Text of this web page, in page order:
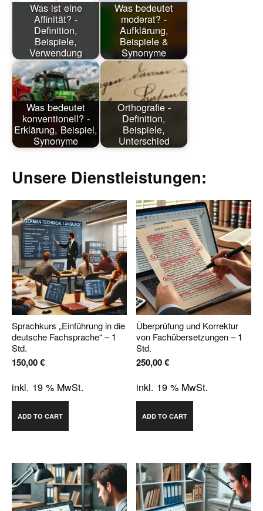
Was ist eine
Affinität? -
Definition,
Beispiele,
Verwendung
Was bedeutet
moderat? -
Aufklärung,
Beispiele &
Synonyme
Was bedeutet
konventionell? -
Erklärung, Beispiel,
Synonyme
Orthografie -
Definition,
Beispiele,
Unterschied
Unsere Dienstleistungen:
Sprachkurs „Einführung in die
deutsche Fachsprache“ – 1
Std.
150,00€
inkl. 19 % MwSt.
ADD TO CART
Überprüfung und Korrektur
von Fachübersetzungen – 1
Std.
250,00€
inkl. 19 % MwSt.
ADD TO CART